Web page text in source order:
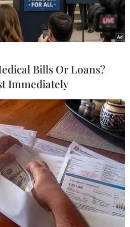
ở Giang Tô (Trung Quốc). (Ảnh:
TTXVN)
lãi suất cực kỳ thấp đã
gia đang phát triển chi
tăng gánh nặng nợ toàn
Bills Or Loans?
Immediately